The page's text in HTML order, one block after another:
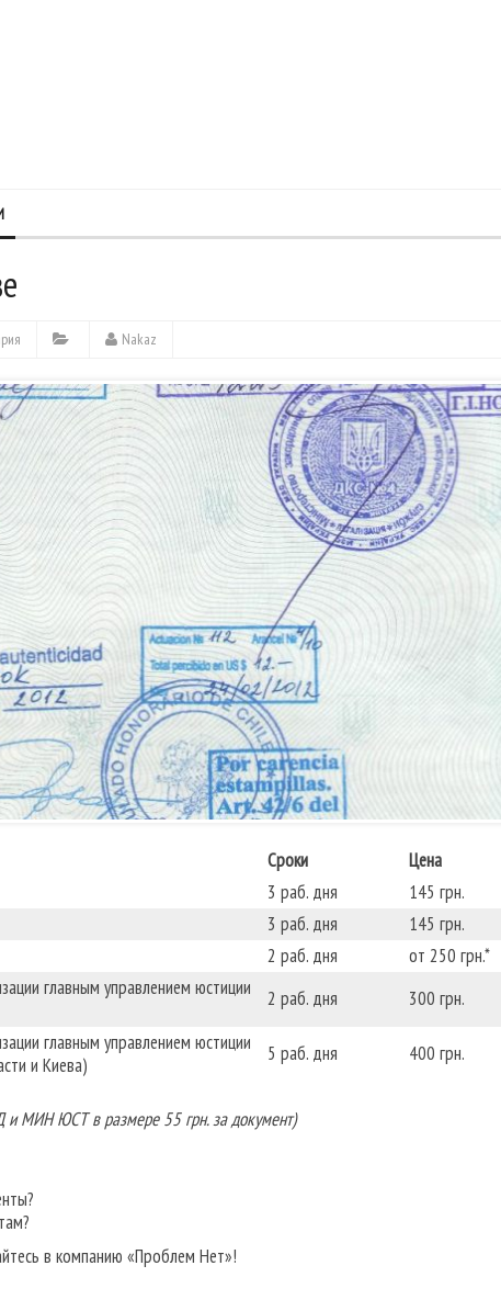
Nakaz
Сроки
Цена
3 раб. дня
145 грн.
3 раб. дня
145 грн.
2 раб. дня
от 250 грн.*
главным управлением юстиции
2 раб. дня
300 грн.
главным управлением юстиции
и Киева)
5 раб. дня 400 грн.
и МИН ЮСТ в размере 55 грн. за документ)
в компанию «Проблем Нет»!